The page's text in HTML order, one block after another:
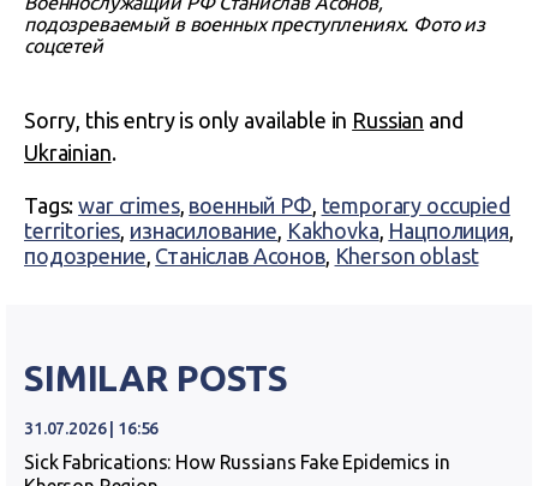
подозреваемый в военных преступлениях. Фото из
соцсетей
Sorry, this entry is only available in Russian and
Ukrainian.
Tags:war crimes, военный РФ, temporary occupied
territories, изнасилование, Kakhovka, Нацполиция,
подозрение, Станіслав Асонов, Kherson oblast
SIMILAR POSTS
31.07.2026 | 16:56
Sick Fabrications: How Russians Fake Epidemics in